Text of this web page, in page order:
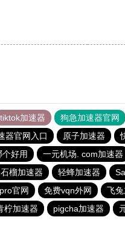
tiktok加速器 狗急加速器官网
器官网入口 原子加速器
个好用 一元机场. com加速器
榴加速器 轻蜂加速器
官网 免费vqn外网 飞
柠加速器 pigcha加速器